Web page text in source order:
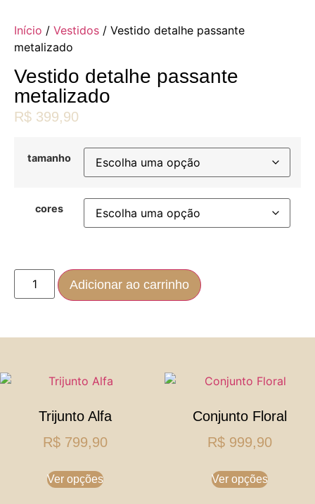
Início / Vestidos / Vestido detalhe passante
metalizado
Vestido detalhe passante
metalizado
R$ 399,90
tamanho
cores
Adicionar ao carrinho
Trijunto Alfa
R$ 799,90
Ver opções
Conjunto Floral
R$ 999,90
Ver opções